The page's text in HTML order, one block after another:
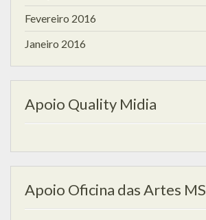
Fevereiro 2016
Janeiro 2016
Apoio Quality Midia
Apoio Oficina das Artes MS